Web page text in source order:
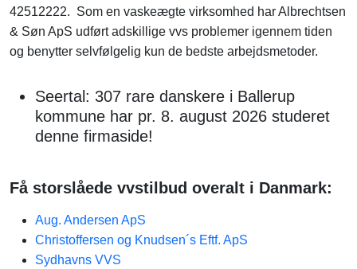
42512222. Som en vaskeægte virksomhed har Albrechtsen
& Søn ApS udført adskillige vvs problemer igennem tiden
og benytter selvfølgelig kun de bedste arbejdsmetoder.
Seertal: 307 rare danskere i Ballerup
kommune har pr. 8. august 2026 studeret
denne firmaside!
Få storslåede vvstilbud overalt i Danmark:
Aug. Andersen ApS
Christoffersen og Knudsen´s Eftf. ApS
Sydhavns VVS